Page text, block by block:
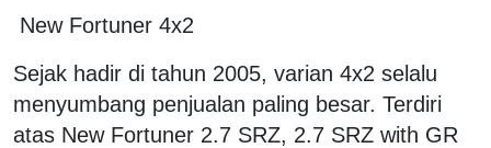
New Fortuner 4x2
Sejak hadir di tahun 2005, varian 4x2 selalu
menyumbang penjualan paling besar. Terdiri
atas New Fortuner 2.7 SRZ, 2.7 SRZ with GR